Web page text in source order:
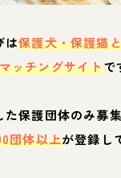
は保護犬・保護猫
マッチングサイトで
保護団体のみ募
団体以上が登録し